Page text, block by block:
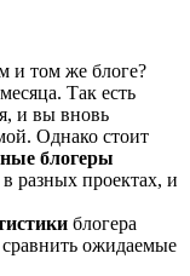
и том же блоге?
Так есть
и вы вновь
Однако стоит
блогеры
разных проектах, и
блогера
ожидаемые